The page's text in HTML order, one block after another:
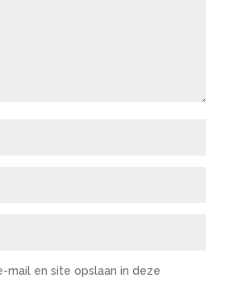
mail en site opslaan in deze